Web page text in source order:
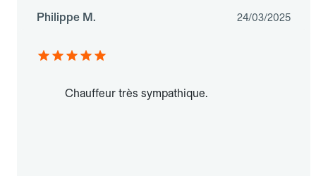
Philippe M. 24/03/2025
Chauffeur très sympathique.